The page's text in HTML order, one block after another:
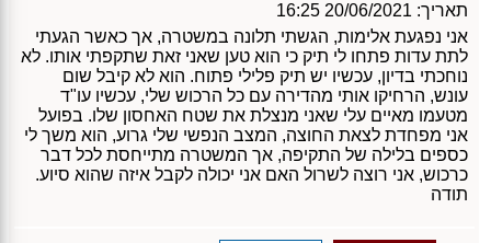
תאריך:
אני נפגעת אלימות, הגשתי תלונה במשטרה, אך כאשר הגעתי
לתת עדות פתחו לי תיק כי הוא טען שאני זאת שתקפתי אותו. לא
נוחכתי בדיון, עכשיו יש תיק פלילי פתוח. הוא לא קיבל שום
עונש, הרחיקו אותי מהדירה עם כל הרכוש שלי, עכשיו עו"ד
מטעמו מאיים עלי שאני מנצלת את שטח האחסון שלו. בפועל
אני מפחדת לצאת החוצה, המצב הנפשי שלי גרוע, הוא משך לי
כספים בלילה של התקיפה, אך המשטרה מתייחסת לכל דבר
כרכוש, אני רוצה לשרול האם אני יכולה לקבל איזה שהוא סיוע.
תודה